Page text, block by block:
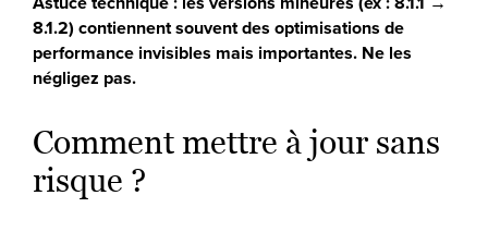
8.1.2) contiennent souvent des optimisations de
performance invisibles mais importantes. Ne les
négligez pas.
Comment mettre à jour sans
risque ?